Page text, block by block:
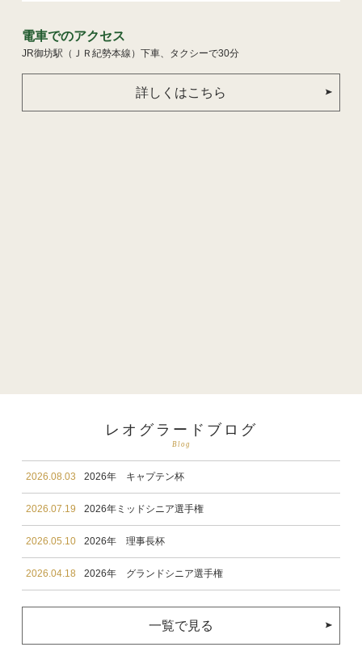
電車でのアクセス
JR御坊駅（ＪＲ紀勢本線）下車、タクシーで30分
詳しくはこちら
レオグラードブログ
Blog
2026.08.03 2026年 キャプテン杯
2026.07.19 2026年ミッドシニア選手権
2026.05.10 2026年 理事長杯
2026.04.18 2026年 グランドシニア選手権
一覧で見る